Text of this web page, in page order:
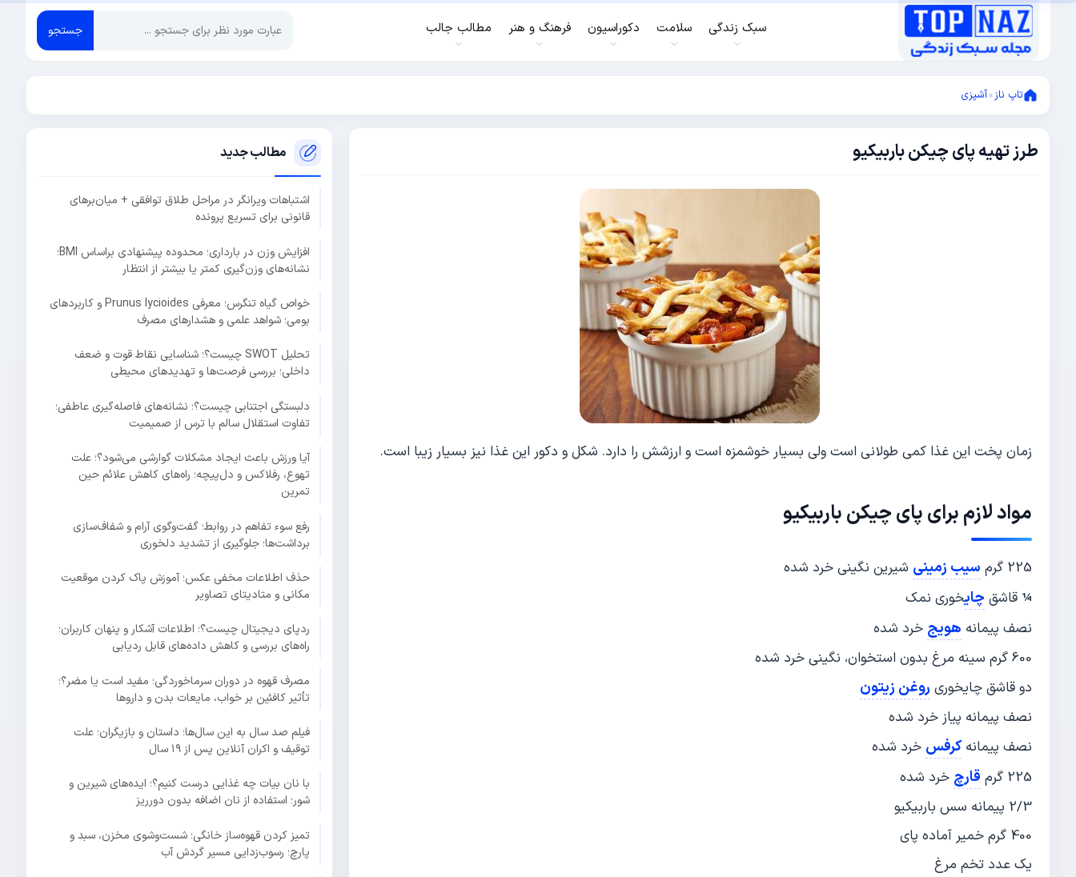
سبک زندگی سلامت دکوراسیون فرهنگ و هنر مطالب جالب جستجو
تاپ ناز»آشپزی
طرز تهیه پای چیکن باربیکیو
دسامبر
زمان پخت این غذا کمی طولانی است ولی بسیار خوشمزه است و ارزشش را دارد. شکل و دکور این غذا نیز بسیار زیبا است.
مواد لازم برایپای چیکن باربیکیو
225 گرم سیب زمینی شیرین نگینی خرد شده
¼ قاشق چایخوری نمک
نصف پیمانه هویج خرد شده
600 گرم سینه مرغ بدون استخوان، نگینی خرد شده
دو قاشق چایخوری روغن زیتون
نصف پیمانه پیاز خرد شده
نصف پیمانهکرفس خرد شده
225 گرم
قارچ خرد شده
2/3 پیمانه سس باربیکیو
400 گرم خمیر آماده پای
یک عدد تخم مرغ
مطالب جدید
اشتباهات ویرانگر در مراحل طلاق توافقی + میان‌برهای
قانونی برای تسریع پرونده
افزایش وزن در بارداری؛ محدوده پیشنهادی براساس BMI؛
نشانه‌های وزن‌گیری کمتر یا بیشتر از انتظار
خواص گیاه تنگرس؛ معرفی Prunus lycioides و کاربردهای
بومی؛ شواهد علمی و هشدارهای مصرف
تحلیل SWOT چیست؟؛ شناسایی نقاط قوت و ضعف
داخلی؛ بررسی فرصت‌ها و تهدیدهای محیطی
دلبستگی اجتنابی چیست؟؛ نشانه‌های فاصله‌گیری عاطفی؛
تفاوت استقلال سالم با ترس از صمیمیت
آیا ورزش باعث ایجاد مشکلات گوارشی می‌شود؟؛ علت
تهوع، رفلاکس و دل‌پیچه؛ راه‌های کاهش علائم حین
تمرین
رفع سوء تفاهم در روابط؛ گفت‌وگوی آرام و شفاف‌سازی
برداشت‌ها؛ جلوگیری از تشدید دلخوری
حذف اطلاعات مخفی عکس؛ آموزش پاک کردن موقعیت
مکانی و متادیتای تصاویر
ردپای دیجیتال چیست؟؛ اطلاعات آشکار و پنهان کاربران؛
راه‌های بررسی و کاهش داده‌های قابل ردیابی
مصرف قهوه در دوران سرماخوردگی؛ مفید است یا مضر؟؛
تأثیر کافئین بر خواب، مایعات بدن و داروها
فیلم صد سال به این سال‌ها؛ داستان و بازیگران؛ علت
توقیف و اکران آنلاین پس از ۱۹ سال
با نان بیات چه غذایی درست کنیم؟؛ ایده‌های شیرین و
شور؛ استفاده از نان اضافه بدون دورریز
تمیز کردن قهوه‌ساز خانگی؛ شست‌وشوی مخزن، سبد و
پارچ؛ رسوب‌زدایی مسیر گردش آب